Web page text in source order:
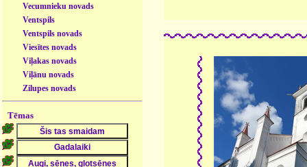
Vecumnieku novads
Ventspils
Ventspils novads
Viesītes novads
Viļakas novads
Viļānu novads
Zilupes novads
Tēmas